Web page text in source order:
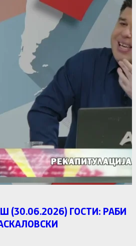
(30.06.2026) ГОСТИ: РАБИ